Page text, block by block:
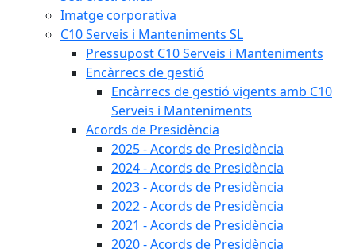
Imatge corporativa
C10 Serveis i Manteniments SL
Pressupost C10 Serveis i Manteniments
Encàrrecs de gestió
Encàrrecs de gestió vigents amb C10
Serveis i Manteniments
Acords de Presidència
2025 - Acords de Presidència
2024 - Acords de Presidència
2023 - Acords de Presidència
2022 - Acords de Presidència
2021 - Acords de Presidència
2020 - Acords de Presidència